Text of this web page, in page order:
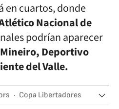
en cuartos, donde
Nacional de
podrían aparecer
Deportivo
del Valle.
Copa Libertadores